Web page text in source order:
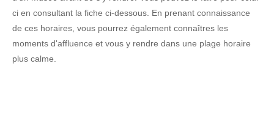
ci en consultant la fiche ci-dessous. En prenant connaissance
de ces horaires, vous pourrez également connaîtres les
moments d'affluence et vous y rendre dans une plage horaire
plus calme.